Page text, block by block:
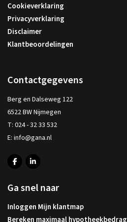
Cookieverklaring
Privacyverklaring
Disclaimer
Klantbeoordelingen
Contactgegevens
Berg en Dalseweg 122
6522 BW Nijmegen
T: 024 - 32 33 532
E: info@gana.nl
Ga snel naar
Inloggen Mijn klantmap
Bereken maximaal hypotheekbedrag